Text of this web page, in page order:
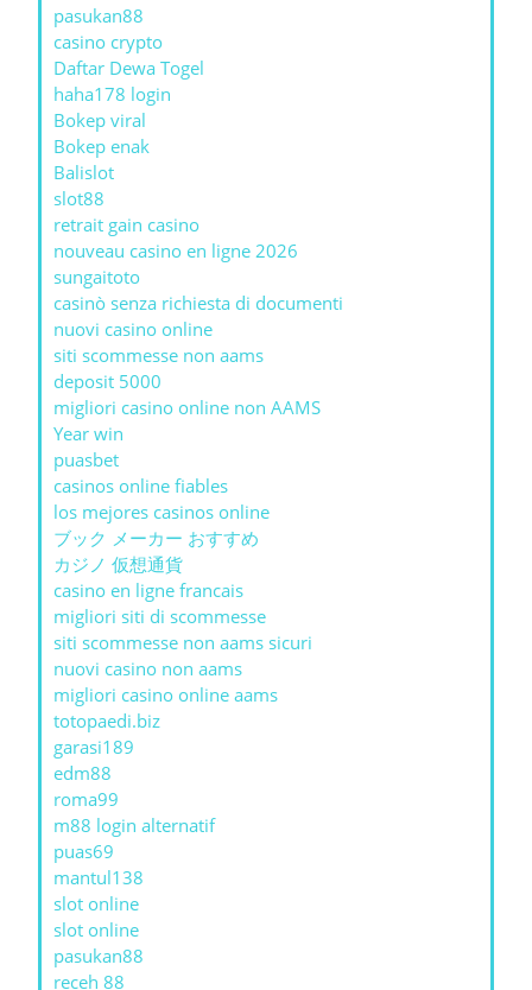
pasukan88
casino crypto
Daftar Dewa Togel
haha178 login
Bokep viral
Bokep enak
Balislot
slot88
retrait gain casino
nouveau casino en ligne 2026
sungaitoto
casinò senza richiesta di documenti
nuovi casino online
siti scommesse non aams
deposit 5000
migliori casino online non AAMS
Year win
puasbet
casinos online fiables
los mejores casinos online
ブック メーカー おすすめ
カジノ 仮想通貨
casino en ligne francais
migliori siti di scommesse
siti scommesse non aams sicuri
nuovi casino non aams
migliori casino online aams
totopaedi.biz
garasi189
edm88
roma99
m88 login alternatif
puas69
mantul138
slot online
slot online
pasukan88
receh 88